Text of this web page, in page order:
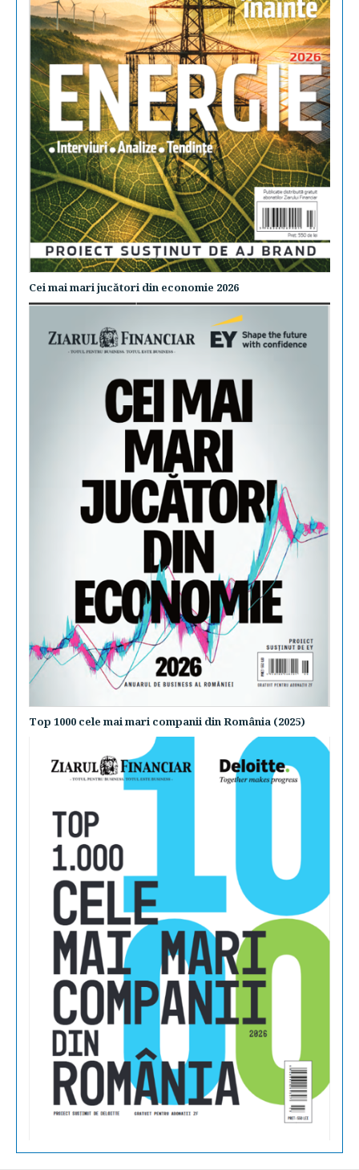
Cei mai mari jucători din economie 2026
Top 1000 cele mai mari companii din România (2025)